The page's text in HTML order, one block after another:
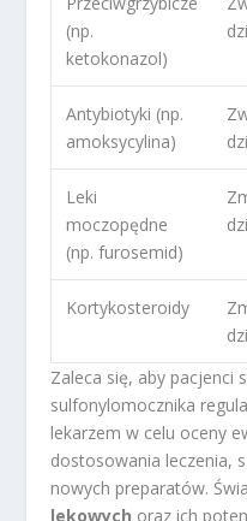
(np.
ketokonazol)
Antybiotyki (np.
amoksycylina)
Leki
moczopędne
(np. furosemid)
Kortykosteroidy
Zaleca się, aby pacjenci
sulfonylomocznika
lekarzem w celu oceny
dostosowania leczenia,
nowych preparatów.
lekowych oraz ich